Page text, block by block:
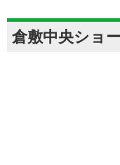
倉敷中央ショ